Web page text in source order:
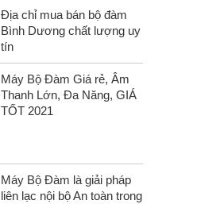
Địa chỉ mua bán bộ đàm
Bình Dương chất lượng uy
tín
Máy Bộ Đàm Giá rẻ, Âm
Thanh Lớn, Đa Năng, GIÁ
TỐT 2021
Máy Bộ Đàm là giải pháp
liên lạc nội bộ An toàn trong